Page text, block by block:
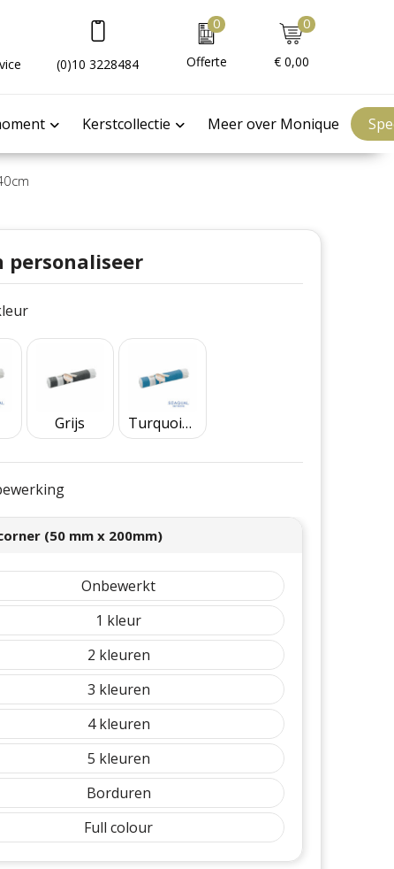
(0)10 3228484
0
Offerte
0
€ 0,00
Kerstcollectie Meer over Monique
personaliseer
Grijs Turquoise
(50 mm x 200mm)
Onbewerkt
1
2
3
4
5
Borduren
Full colour